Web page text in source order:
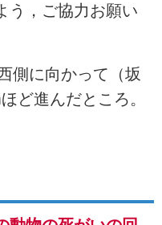
う，ご協力お願い
側に向かって（坂
ど進んだところ。